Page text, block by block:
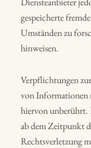
gespeicherte
Umständen zu
hinweisen.
Verpflichtungen
von Informationen
hiervon unberührt.
ab dem Zeitpunkt
Rechtsverletzung